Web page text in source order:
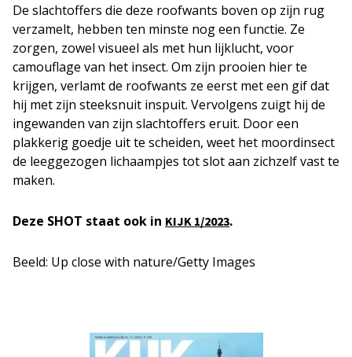
De slachtoffers die deze roofwants boven op zijn rug
verzamelt, hebben ten minste nog een functie. Ze
zorgen, zowel visueel als met hun lijklucht, voor
camouflage van het insect. Om zijn prooien hier te
krijgen, verlamt de roofwants ze eerst met een gif dat
hij met zijn steeksnuit inspuit. Vervolgens zuigt hij de
ingewanden van zijn slachtoffers eruit. Door een
plakkerig goedje uit te scheiden, weet het moordinsect
de leeggezogen lichaampjes tot slot aan zichzelf vast te
maken.
Deze SHOT staat ook in KIJK 1/2023.
Beeld: Up close with nature/Getty Images